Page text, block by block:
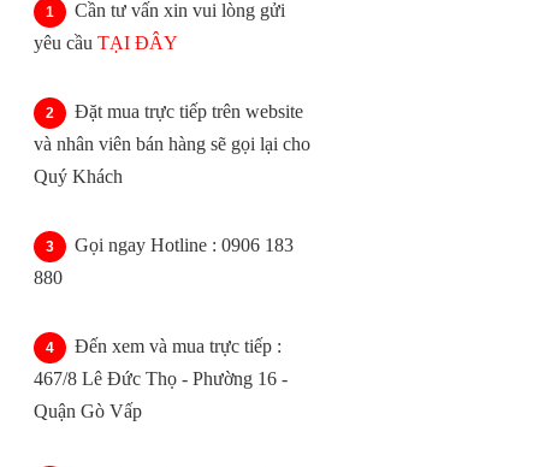
Cần tư vấn xin vui lòng gửi
yêu cầu TẠI ĐÂY
Đặt mua trực tiếp trên website
và nhân viên bán hàng sẽ gọi lại cho
Quý Khách
Gọi ngay Hotline : 0906 183
880
Đến xem và mua trực tiếp :
467/8 Lê Đức Thọ - Phường 16 -
Quận Gò Vấp